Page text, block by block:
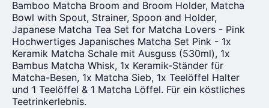
Bamboo Matcha Broom and Broom Holder, Matcha
Bowl with Spout, Strainer, Spoon and Holder,
Japanese Matcha Tea Set for Matcha Lovers - Pink
Hochwertiges Japanisches Matcha Set Pink - 1x
Keramik Matcha Schale mit Ausguss (530ml), 1x
Bambus Matcha Whisk, 1x Keramik-Ständer für
Matcha-Besen, 1x Matcha Sieb, 1x Teelöffel Halter
und 1 Teelöffel & 1 Matcha Löffel. Für ein köstliches
Teetrinkerlebnis.